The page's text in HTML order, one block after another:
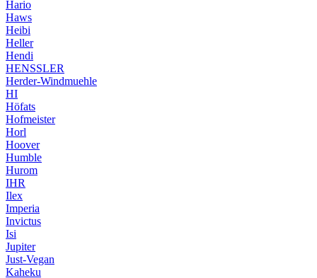
Hario
Haws
Heibi
Heller
Hendi
HENSSLER
Herder-Windmuehle
HI
Höfats
Hofmeister
Horl
Hoover
Humble
Hurom
IHR
Ilex
Imperia
Invictus
Isi
Jupiter
Just-Vegan
Kaheku